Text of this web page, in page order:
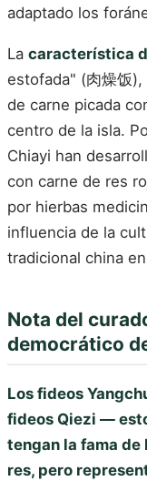
adaptado los
La característica
estofada" (肉燥饭
de carne picada
centro de la isla.
Chiayi han
con carne de res
por hierbas
influencia de la
tradicional china
Nota del
democrático
Los fideos
fideos Qiezi —
tengan la fama de
res, pero